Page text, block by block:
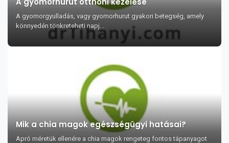
A gyomorgyulladás, vagy gyomorhurut gyakori betegség, amely
könnyedén tönkreteheti napj...
Mik a chia magok egészségügyi hatásai?
Apró méretük ellenére a chia magok rengeteg fontos tápanyagot